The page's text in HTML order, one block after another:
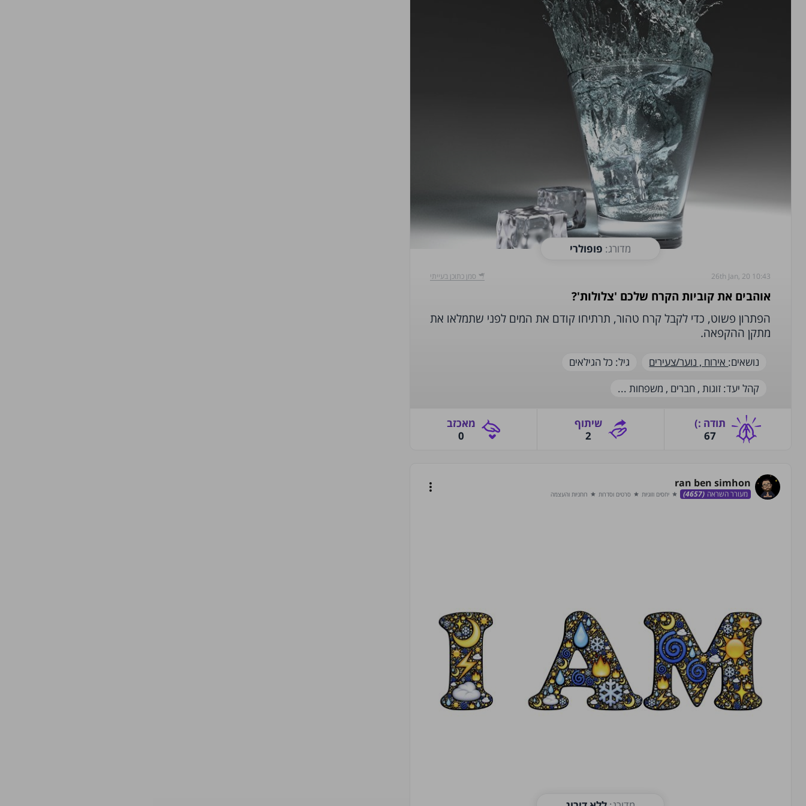
מדורג: פופולרי
26th Jan, 20 10:43 ‫סמן כתוכן בעייתי‬
אוהבים את קוביות הקרח שלכם 'צלולות'?
הפתרון פשוט, כדי לקבל קרח טהור, תרתיחו קודם את המים לפני שתמלאו את
מתקן ההקפאה.
נושאים: אירוח , נוער/צעירים גיל: כל הגילאים
‫קהל יעד‬: זוגות , חברים , משפחות ...
67
תודה‫ :)‬
2
שיתוף
0
‫מאכזב‬
ran ben simhon
מעורר השראה (4657)
star יחסים וזוגיות star סרטים וסדרות star רוחניות והעצמה
more_vert